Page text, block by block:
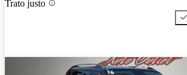
Trato justo